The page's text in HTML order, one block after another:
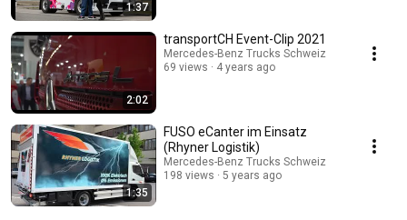
1:37
2:02
transportCH Event-Clip 2021
Mercedes-Benz Trucks Schweiz
69 views
4 years ago
1:35
FUSO eCanter im Einsatz
(Rhyner Logistik)
Mercedes-Benz Trucks Schweiz
198 views
5 years ago